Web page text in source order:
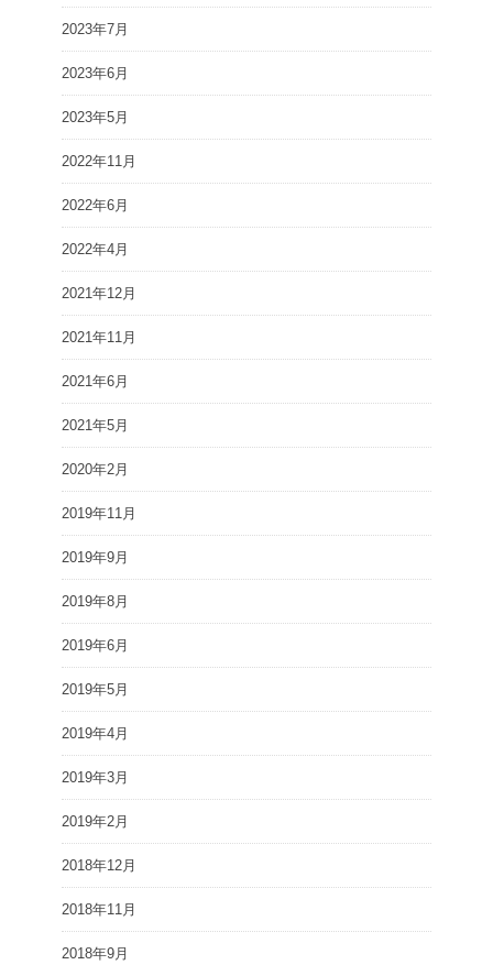
2023年7月
2023年6月
2023年5月
2022年11月
2022年6月
2022年4月
2021年12月
2021年11月
2021年6月
2021年5月
2020年2月
2019年11月
2019年9月
2019年8月
2019年6月
2019年5月
2019年4月
2019年3月
2019年2月
2018年12月
2018年11月
2018年9月